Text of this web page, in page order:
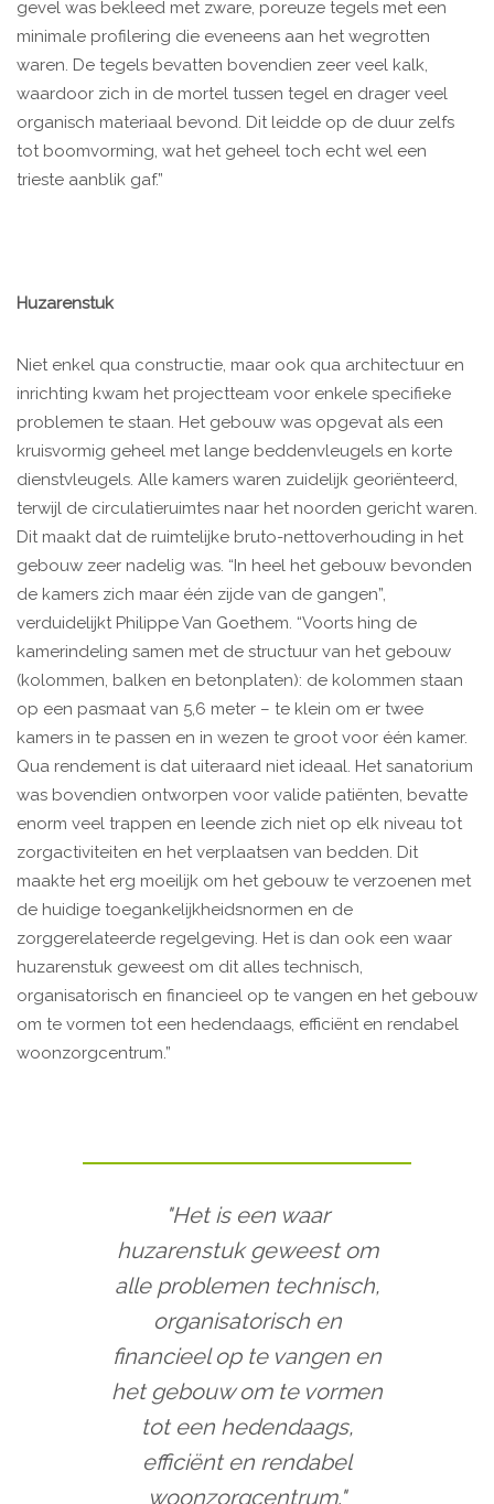
gevel was bekleed met zware, poreuze tegels met een
minimale profilering die eveneens aan het wegrotten
waren. De tegels bevatten bovendien zeer veel kalk,
waardoor zich in de mortel tussen tegel en drager veel
organisch materiaal bevond. Dit leidde op de duur zelfs
tot boomvorming, wat het geheel toch echt wel een
trieste aanblik gaf.”
Huzarenstuk
Niet enkel qua constructie, maar ook qua architectuur en
inrichting kwam het projectteam voor enkele specifieke
problemen te staan. Het gebouw was opgevat als een
kruisvormig geheel met lange beddenvleugels en korte
dienstvleugels. Alle kamers waren zuidelijk georiënteerd,
terwijl de circulatieruimtes naar het noorden gericht waren.
Dit maakt dat de ruimtelijke bruto-nettoverhouding in het
gebouw zeer nadelig was. “In heel het gebouw bevonden
de kamers zich maar één zijde van de gangen”,
verduidelijkt Philippe Van Goethem. “Voorts hing de
kamerindeling samen met de structuur van het gebouw
(kolommen, balken en betonplaten): de kolommen staan
op een pasmaat van 5,6 meter – te klein om er twee
kamers in te passen en in wezen te groot voor één kamer.
Qua rendement is dat uiteraard niet ideaal. Het sanatorium
was bovendien ontworpen voor valide patiënten, bevatte
enorm veel trappen en leende zich niet op elk niveau tot
zorgactiviteiten en het verplaatsen van bedden. Dit
maakte het erg moeilijk om het gebouw te verzoenen met
de huidige toegankelijkheidsnormen en de
zorggerelateerde regelgeving. Het is dan ook een waar
huzarenstuk geweest om dit alles technisch,
organisatorisch en financieel op te vangen en het gebouw
om te vormen tot een hedendaags, efficiënt en rendabel
woonzorgcentrum.”
"Het is een waar
huzarenstuk geweest om
alle problemen technisch,
organisatorisch en
financieel op te vangen en
het gebouw om te vormen
tot een hedendaags,
efficiënt en rendabel
woonzorgcentrum."